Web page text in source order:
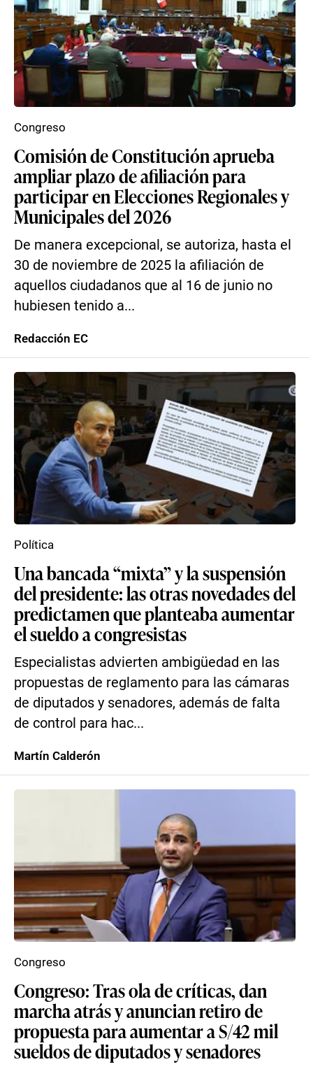
Comisión de Constitución aprueba
ampliar plazo de afiliación para
participar en Elecciones Regionales y
Municipales del 2026
De manera excepcional, se autoriza, hasta el
30 de noviembre de 2025 la afiliación de
aquellos ciudadanos que al 16 de junio no
hubiesen tenido a...
Congreso
Redacción EC
Una bancada “mixta” y la suspensión
del presidente: las otras novedades del
predictamen que planteaba aumentar
el sueldo a congresistas
Especialistas advierten ambigüedad en las
propuestas de reglamento para las cámaras
de diputados y senadores, además de falta
de control para hac...
Política
Martín Calderón
Congreso: Tras ola de críticas, dan
marcha atrás y anuncian retiro de
propuesta para aumentar a S/42 mil
sueldos de diputados y senadores
Congreso